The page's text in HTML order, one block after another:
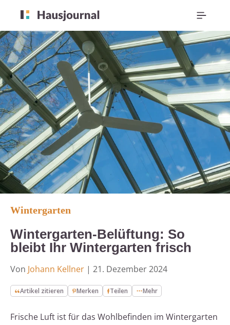
Wintergarten
Wintergarten-Belüftung: So
bleibt Ihr Wintergarten frisch
Von Johann Kellner | 21. Dezember 2024
Artikel zitieren Merken Teilen Mehr
Frische Luft ist für das Wohlbefinden im Wintergarten